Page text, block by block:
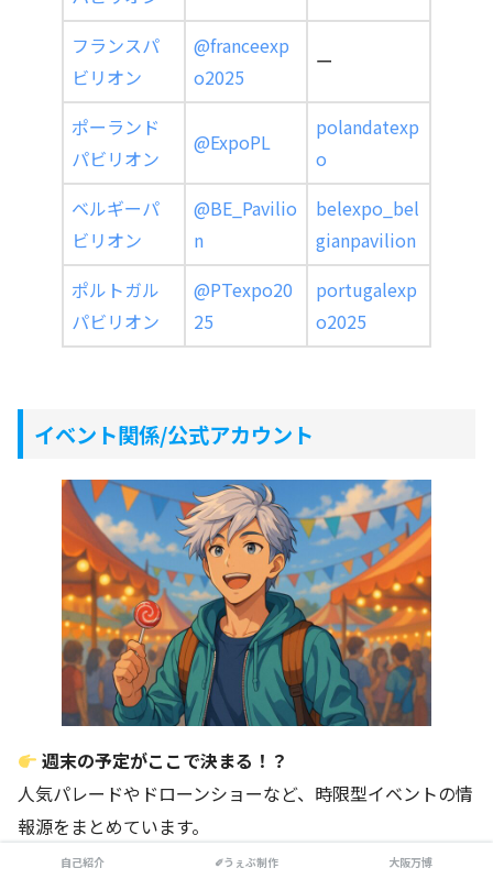
フランスパ
ビリオン
@franceexp
o2025
ー
ポーランド
パビリオン
@ExpoPL
polandatexp
o
ベルギーパ
ビリオン
@BE_Pavilio
n
belexpo_bel
gianpavilion
ポルトガル
パビリオン
@PTexpo20
25
portugalexp
o2025
イベント関係/公式アカウント
週末の予定がここで決まる！？
人気パレードやドローンショーなど、時限型イベントの情
報源をまとめています。
自己紹介 ✐うぇぶ制作 大阪万博